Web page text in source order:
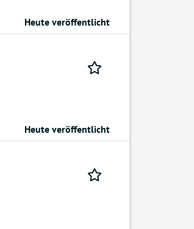
Heute veröffentlicht
Heute veröffentlicht